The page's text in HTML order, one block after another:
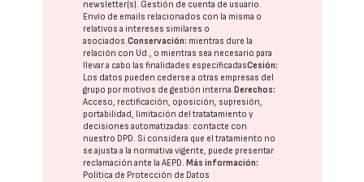
newsletter(s). Gestión de cuenta de usuario.
Envío de emails relacionados con la misma o
relativos a intereses similares o
asociados.Conservación: mientras dure la
relación con Ud., o mientras sea necesario para
llevar a cabo las finalidades especificadasCesión:
Los datos pueden cederse a otras empresas del
grupo por motivos de gestión interna.Derechos:
Acceso, rectificación, oposición, supresión,
portabilidad, limitación del tratatamiento y
decisiones automatizadas: contacte con
nuestro DPD. Si considera que el tratamiento no
se ajusta a la normativa vigente, puede presentar
reclamación ante laAEPD.Más información:
Política de Protección de Datos